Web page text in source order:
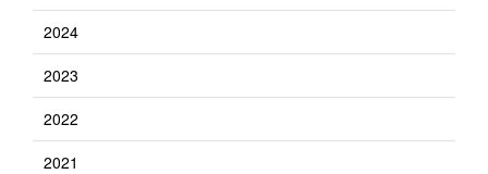
2024
2023
2022
2021